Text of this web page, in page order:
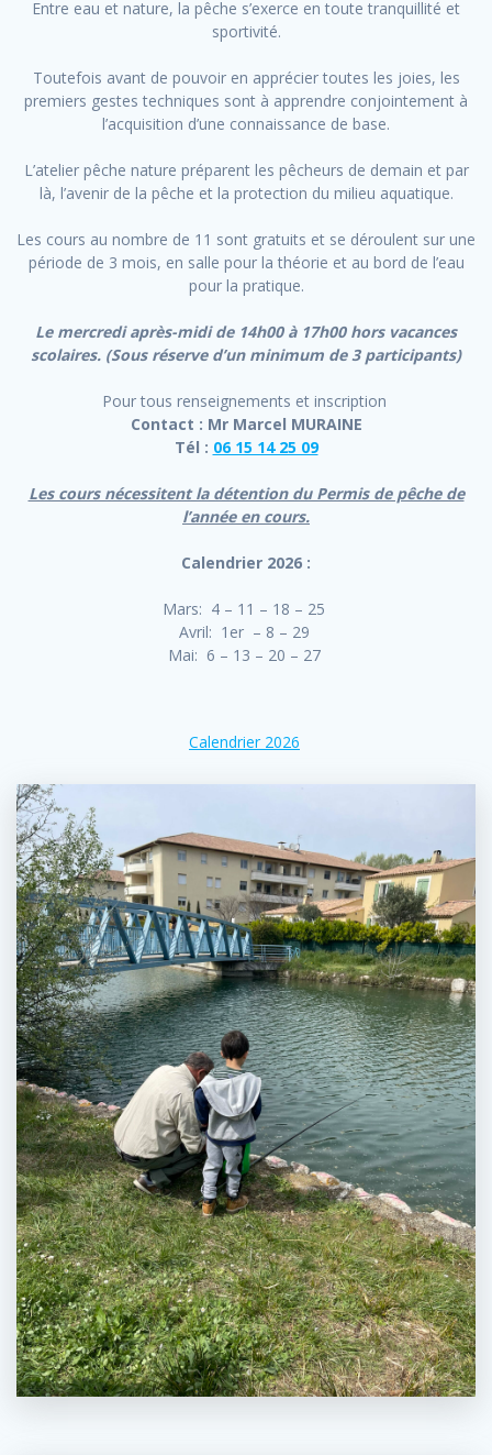
Entre eau et nature, la pêche s’exerce en toute tranquillité et
sportivité.
Toutefois avant de pouvoir en apprécier toutes les joies, les
premiers gestes techniques sont à apprendre conjointement à
l’acquisition d’une connaissance de base.
L’atelier pêche nature préparent les pêcheurs de demain et par
là, l’avenir de la pêche et la protection du milieu aquatique.
Les cours au nombre de 11 sont gratuits et se déroulent sur une
période de 3 mois, en salle pour la théorie et au bord de l’eau
pour la pratique.
Le mercredi après-midi de 14h00 à 17h00 hors vacances
scolaires. (Sous réserve d’un minimum de 3 participants)
Pour tous renseignements et inscription
Contact : Mr Marcel MURAINE
Tél : 06 15 14 25 09
Les cours nécessitent la détention du Permis de pêche de
l’année en cours.
Calendrier 2026 :
Mars: 4 – 11 – 18 – 25
Avril: 1er – 8 – 29
Mai: 6 – 13 – 20 – 27
Calendrier 2026